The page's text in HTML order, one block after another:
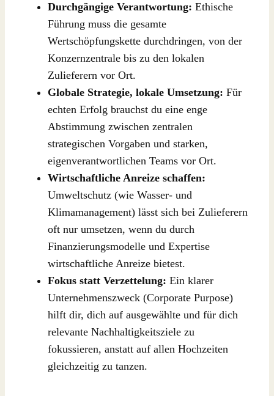
Durchgängige Verantwortung: Ethische
Führung muss die gesamte
Wertschöpfungskette durchdringen, von der
Konzernzentrale bis zu den lokalen
Zulieferern vor Ort.
Globale Strategie, lokale Umsetzung: Für
echten Erfolg brauchst du eine enge
Abstimmung zwischen zentralen
strategischen Vorgaben und starken,
eigenverantwortlichen Teams vor Ort.
Wirtschaftliche Anreize schaffen:
Umweltschutz (wie Wasser- und
Klimamanagement) lässt sich bei Zulieferern
oft nur umsetzen, wenn du durch
Finanzierungsmodelle und Expertise
wirtschaftliche Anreize bietest.
Fokus statt Verzettelung: Ein klarer
Unternehmenszweck (Corporate Purpose)
hilft dir, dich auf ausgewählte und für dich
relevante Nachhaltigkeitsziele zu
fokussieren, anstatt auf allen Hochzeiten
gleichzeitig zu tanzen.